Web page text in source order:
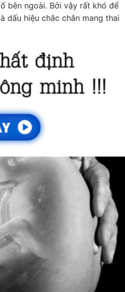
bên ngoài. Bởi vậy rất khó để
dấu hiệu chắc chắn mang thai